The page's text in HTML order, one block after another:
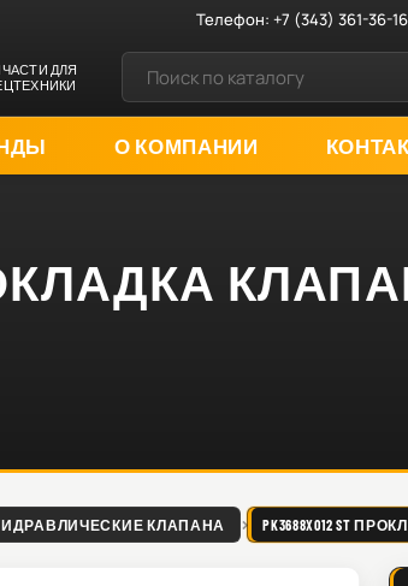
Телефон:+7 (343) 361-36-16
ДЛЯ
О КОМПАНИИ
КЛАПАНА PK3688X012 ST